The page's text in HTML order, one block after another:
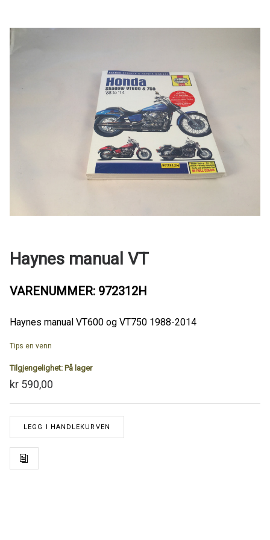
Haynes manual VT
VARENUMMER: 972312H
Haynes manual VT600 og VT750 1988-2014
Tips en venn
Tilgjengelighet: På lager
kr 590,00
LEGG I HANDLEKURVEN